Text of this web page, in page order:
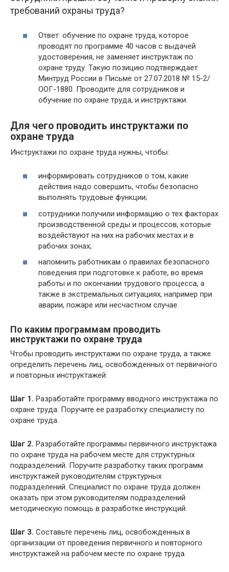
требований охраны труда?
Ответ: обучение по охране труда, которое
проводят по программе 40 часов с выдачей
удостоверения, не заменяет инструктаж по
охране труду. Такую позицию подтверждает
Минтруд России в Письме от 27.07.2018 № 15-2/
ООГ-1880. Проводите для сотрудников и
обучение по охране труда, и инструктажи.
Для чего проводить инструктажи по
охране труда
Инструктажи по охране труда нужны, чтобы:
информировать сотрудников о том, какие
действия надо совершить, чтобы безопасно
выполнять трудовые функции;
сотрудники получили информацию о тех факторах
производственной среды и процессов, которые
воздействуют на них на рабочих местах и в
рабочих зонах;
напомнить работникам о правилах безопасного
поведения при подготовке к работе, во время
работы и по окончании трудового процесса, а
также в экстремальных ситуациях, например при
аварии, пожаре или несчастном случае.
По каким программам проводить
инструктажи по охране труда
Чтобы проводить инструктажи по охране труда, а также
определить перечень лиц, освобожденных от первичного
и повторных инструктажей:
Шаг 1. Разработайте программу вводного инструктажа по
охране труда. Поручите ее разработку специалисту по
охране труда.
Шаг 2. Разработайте программы первичного инструктажа
по охране труда на рабочем месте для структурных
подразделений. Поручите разработку таких программ
инструктажей руководителям структурных
подразделений. Специалист по охране труда должен
оказать при этом руководителям подразделений
методическую помощь в разработке инструкций.
Шаг 3. Составьте перечень лиц, освобожденных в
организации от проведения первичного и повторного
инструктажей на рабочем месте по охране труда.